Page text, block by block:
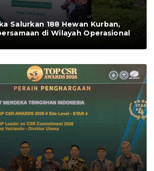
Salurkan 188 Hewan Kurban,
di Wilayah Operasional